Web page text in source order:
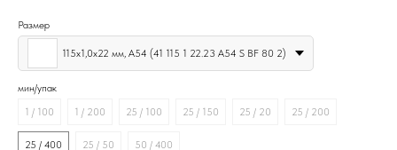
Размер
115х1,0х22 мм, А54 (41 115 1 22.23 A54 S BF 80 2)
мин/упак
1 / 100
1 / 200 25 / 100 25 / 150 25 / 20 25 / 200
25 / 400 25 / 50 50 / 400